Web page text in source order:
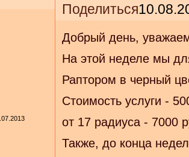
Поделиться
Добрый день,
На этой неделе мы
Раптором в черный
Стоимость услуги -
от 17 радиуса - 7000
Также, до конца